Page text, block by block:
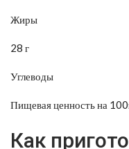
Жиры
28 г
Углеводы
Пищевая ценность на
Как